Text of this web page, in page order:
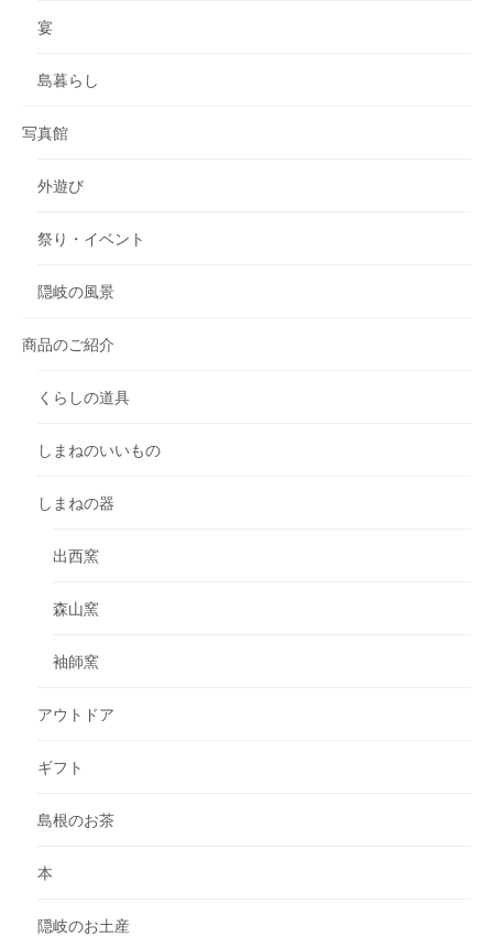
宴
島暮らし
写真館
外遊び
祭り・イベント
隠岐の風景
商品のご紹介
くらしの道具
しまねのいいもの
しまねの器
出西窯
森山窯
袖師窯
アウトドア
ギフト
島根のお茶
本
隠岐のお土産